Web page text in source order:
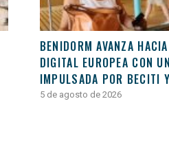
BENIDORM AVANZA
DIGITAL EUROPEA CON
IMPULSADA POR BECITI
5 de agosto de 2026